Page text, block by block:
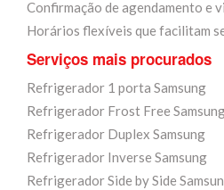
Confirmação de agendamento e
Horários flexíveis que facilitam
Serviços mais procurados
Refrigerador 1 porta Samsung
Refrigerador Frost Free
Refrigerador Duplex Samsung
Refrigerador Inverse Samsung
Refrigerador Side by Side